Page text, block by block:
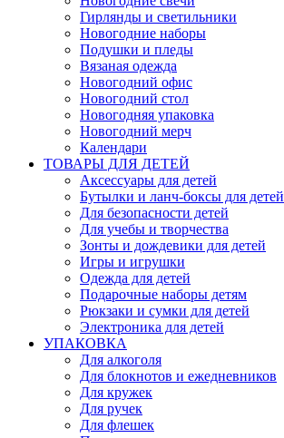
Гирлянды и светильники
Новогодние наборы
Подушки и пледы
Вязаная одежда
Новогодний офис
Новогодний стол
Новогодняя упаковка
Новогодний мерч
Календари
ТОВАРЫ ДЛЯ ДЕТЕЙ
Аксессуары для детей
Бутылки и ланч-боксы для детей
Для безопасности детей
Для учебы и творчества
Зонты и дождевики для детей
Игры и игрушки
Одежда для детей
Подарочные наборы детям
Рюкзаки и сумки для детей
Электроника для детей
УПАКОВКА
Для алкоголя
Для блокнотов и ежедневников
Для кружек
Для ручек
Для флешек